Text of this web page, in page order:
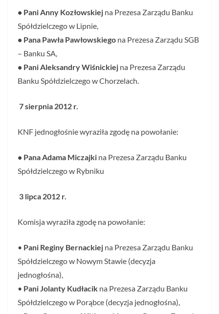
• Pani Anny Kozłowskiej na Prezesa Zarządu Banku
Spółdzielczego w Lipnie,
• Pana Pawła Pawłowskiego na Prezesa Zarządu SGB
– Banku SA,
• Pani Aleksandry Wiśnickiej na Prezesa Zarządu
Banku Spółdzielczego w Chorzelach.
7 sierpnia 2012 r.
KNF jednogłośnie wyraziła zgodę na powołanie:
• Pana Adama Miczajki na Prezesa Zarządu Banku
Spółdzielczego w Rybniku
3 lipca 2012 r.
Komisja wyraziła zgodę na powołanie:
• Pani Reginy Bernackiej na Prezesa Zarządu Banku
Spółdzielczego w Nowym Stawie (decyzja
jednogłośna),
• Pani Jolanty Kudłacik na Prezesa Zarządu Banku
Spółdzielczego w Porąbce (decyzja jednogłośna),